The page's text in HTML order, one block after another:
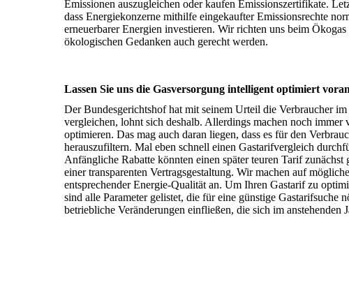
Emissionen auszugleichen oder kaufen Emissionszertifikate.
dass Energiekonzerne mithilfe eingekaufter Emissionsrechte
erneuerbarer Energien investieren. Wir richten uns beim
ökologischen Gedanken auch gerecht werden.
Lassen Sie uns die Gasversorgung intelligent optimiert
Der Bundesgerichtshof hat mit seinem Urteil die Verbraucher
vergleichen, lohnt sich deshalb. Allerdings machen noch
optimieren. Das mag auch daran liegen, dass es für den
herauszufiltern. Mal eben schnell einen Gastarifvergleich
Anfängliche Rabatte könnten einen später teuren Tarif
einer transparenten Vertragsgestaltung. Wir machen auf
entsprechender Energie-Qualität an. Um Ihren Gastarif zu
sind alle Parameter gelistet, die für eine günstige
betriebliche Veränderungen einfließen, die sich im